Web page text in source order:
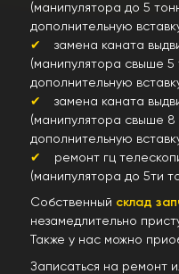
(манипулятора до 5
дополнительную
замена каната
(манипулятора свыше 5
дополнительную
замена каната
(манипулятора свыше 8
дополнительную
ремонт гц
(манипулятора до 5ти
Собственный склад
незамедлительно
Также у нас можно
Записаться на ремонт